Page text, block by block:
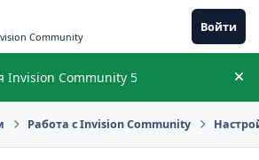
Community
Войти
Invision Community 5
Работа с Invision Community